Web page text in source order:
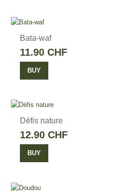
Bata-waf
11.90 CHF
BUY
Défis nature
12.90 CHF
BUY